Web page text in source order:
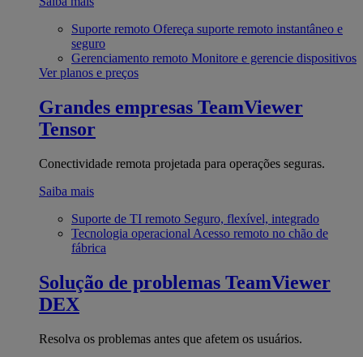
Suporte remoto Ofereça suporte remoto instantâneo e
seguro
Gerenciamento remoto Monitore e gerencie dispositivos
Ver planos e preços
Grandes empresas TeamViewer
Tensor
Conectividade remota projetada para operações seguras.
Saiba mais
Suporte de TI remoto Seguro, flexível, integrado
Tecnologia operacional Acesso remoto no chão de
fábrica
Solução de problemas TeamViewer
DEX
Resolva os problemas antes que afetem os usuários.